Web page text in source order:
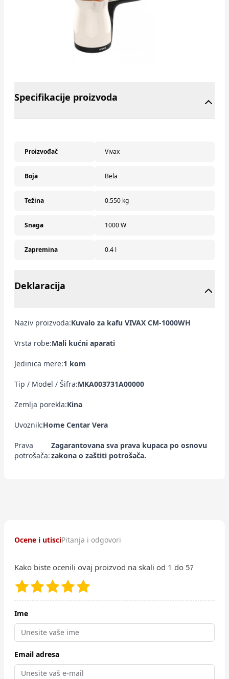
Specifikacije proizvoda
Proizvođač Vivax
Boja Bela
Težina 0.550 kg
Snaga 1000 W
Zapremina 0.4 l
Deklaracija
Naziv proizvoda:Kuvalo za kafu VIVAX CM-1000WH
Vrsta robe:Mali kućni aparati
Jedinica mere:1 kom
Tip / Model / Šifra:MKA003731A00000
Zemlja porekla:Kina
Uvoznik:Home Centar Vera
Prava
potrošača:
Zagarantovana sva prava kupaca po osnovu
zakona o zaštiti potrošača.
Ocene i utisciPitanja i odgovori
Kako biste ocenili ovaj proizvod na skali od 1 do 5?
Ime
Email adresa